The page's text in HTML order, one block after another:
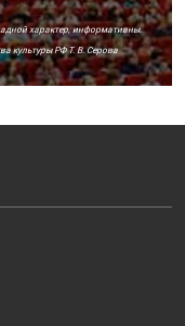
характер, информативны.
культуры РФ Т. В. Серова